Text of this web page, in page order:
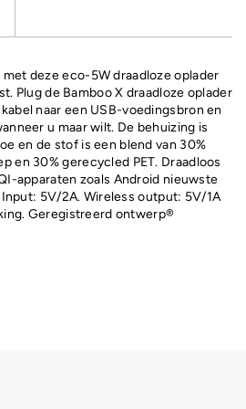
deze eco-5W draadloze oplader
Plug de Bamboo X draadloze oplader
naar een USB-voedingsbron en
u maar wilt. De behuizing is
en de stof is een blend van 30%
en 30% gerecycled PET. Draadloos
apparaten zoals Android nieuwste
5V/2A. Wireless output: 5V/1A
Geregistreerd ontwerp®